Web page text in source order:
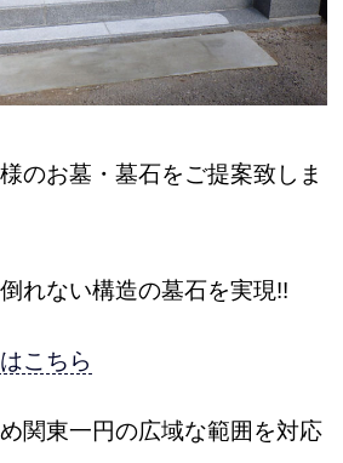
のお墓・墓石をご提案致しま
れない構造の墓石を実現!!
こちら
関東一円の広域な範囲を対応